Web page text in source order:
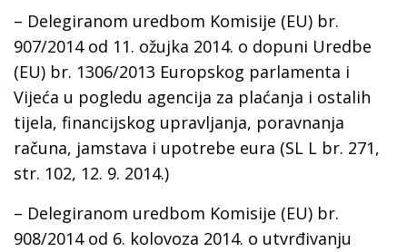
– Delegiranom uredbom Komisije (EU) br.
907/2014 od 11. ožujka 2014. o dopuni Uredbe
(EU) br. 1306/2013 Europskog parlamenta i
Vijeća u pogledu agencija za plaćanja i ostalih
tijela, financijskog upravljanja, poravnanja
računa, jamstava i upotrebe eura (SL L br. 271,
str. 102, 12. 9. 2014.)
– Delegiranom uredbom Komisije (EU) br.
908/2014 od 6. kolovoza 2014. o utvrđivanju